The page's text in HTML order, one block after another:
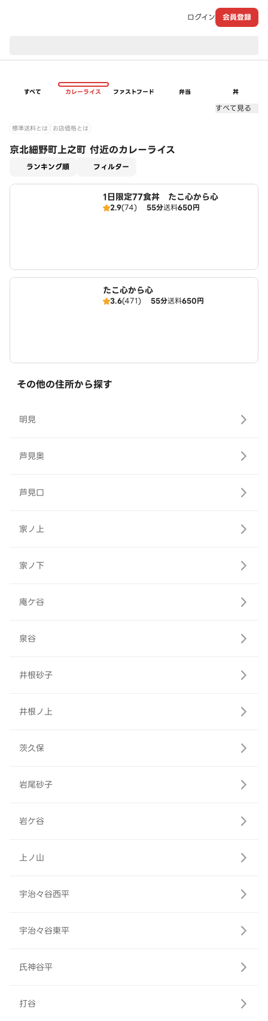
ログイン 会員登録
すべて カレーライス ファストフード 弁当 丼
すべて見る
標準送料とは お店価格とは
京北細野町上之町 付近のカレーライス
ランキング順 フィルター
1日限定77食丼 たこ心から心
2.9(74) 55分送料650円
たこ心から心
3.6(471) 55分送料650円
その他の住所から探す
明見
芦見奥
芦見口
家ノ上
家ノ下
庵ケ谷
泉谷
井根砂子
井根ノ上
茨久保
岩尾砂子
岩ケ谷
上ノ山
宇治々谷西平
宇治々谷東平
氏神谷平
打谷